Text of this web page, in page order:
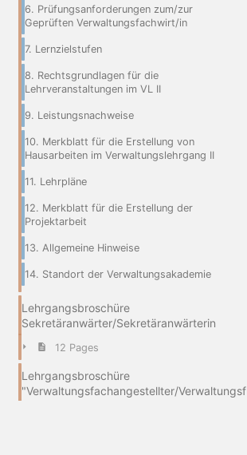
6. Prüfungsanforderungen zum/zur
Geprüften Verwaltungsfachwirt/in
7. Lernzielstufen
8. Rechtsgrundlagen für die
Lehrveranstaltungen im VL II
9. Leistungsnachweise
10. Merkblatt für die Erstellung von
Hausarbeiten im Verwaltungslehrgang II
11. Lehrpläne
12. Merkblatt für die Erstellung der
Projektarbeit
13. Allgemeine Hinweise
14. Standort der Verwaltungsakademie
Lehrgangsbroschüre
Sekretäranwärter/Sekretäranwärterin
12 Pages
Lehrgangsbroschüre
"Verwaltungsfachangestellter/Verwaltungsf